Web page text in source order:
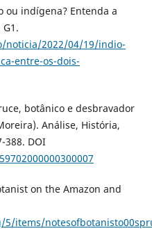
ou indígena? Entenda a
noticia/2022/04/19/indio-
entre-os-dois-
botânico e desbravador
Análise, História,
388. DOI
on the Amazon and
5/items/